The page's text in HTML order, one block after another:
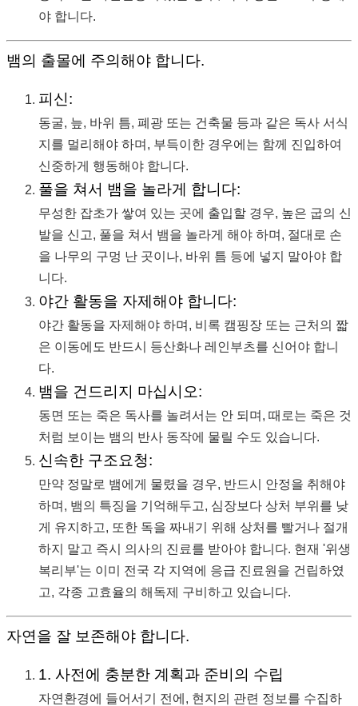
야 합니다.
뱀의 출몰에 주의해야 합니다.
피신:
동굴, 늪, 바위 틈, 폐광 또는 건축물 등과 같은 독사 서식
지를 멀리해야 하며, 부득이한 경우에는 함께 진입하여
신중하게 행동해야 합니다.
풀을 쳐서 뱀을 놀라게 합니다:
무성한 잡초가 쌓여 있는 곳에 출입할 경우, 높은 굽의 신
발을 신고, 풀을 쳐서 뱀을 놀라게 해야 하며, 절대로 손
을 나무의 구멍 난 곳이나, 바위 틈 등에 넣지 말아야 합
니다.
야간 활동을 자제해야 합니다:
야간 활동을 자제해야 하며, 비록 캠핑장 또는 근처의 짧
은 이동에도 반드시 등산화나 레인부츠를 신어야 합니
다.
뱀을 건드리지 마십시오:
동면 또는 죽은 독사를 놀려서는 안 되며, 때로는 죽은 것
처럼 보이는 뱀의 반사 동작에 물릴 수도 있습니다.
신속한 구조요청:
만약 정말로 뱀에게 물렸을 경우, 반드시 안정을 취해야
하며, 뱀의 특징을 기억해두고, 심장보다 상처 부위를 낮
게 유지하고, 또한 독을 짜내기 위해 상처를 빨거나 절개
하지 말고 즉시 의사의 진료를 받아야 합니다. 현재 '위생
복리부'는 이미 전국 각 지역에 응급 진료원을 건립하였
고, 각종 고효율의 해독제 구비하고 있습니다.
자연을 잘 보존해야 합니다.
1. 사전에 충분한 계획과 준비의 수립
자연환경에 들어서기 전에, 현지의 관련 정보를 수집하